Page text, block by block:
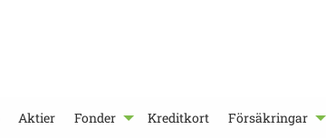
Aktier Fonder Kreditkort Försäkringar